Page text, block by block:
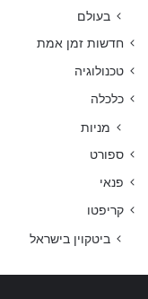
בעולם
חדשות זמן אמת
טכנולוגיה
כלכלה
מניות
ספורט
פנאי
קריפטו
ביטקוין בישראל